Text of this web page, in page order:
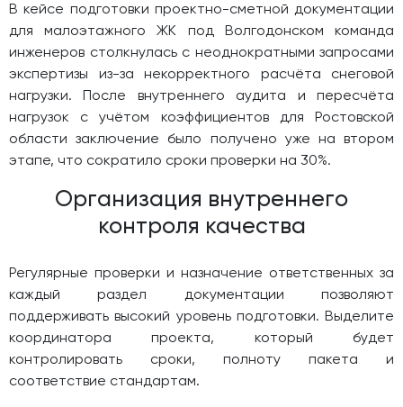
В кейсе подготовки проектно-сметной документации
для малоэтажного ЖК под Волгодонском команда
инженеров столкнулась с неоднократными запросами
экспертизы из-за некорректного расчёта снеговой
нагрузки. После внутреннего аудита и пересчёта
нагрузок с учётом коэффициентов для Ростовской
области заключение было получено уже на втором
этапе, что сократило сроки проверки на 30%.
Организация внутреннего
контроля качества
Регулярные проверки и назначение ответственных за
каждый раздел документации позволяют
поддерживать высокий уровень подготовки. Выделите
координатора проекта, который будет
контролировать сроки, полноту пакета и
соответствие стандартам.